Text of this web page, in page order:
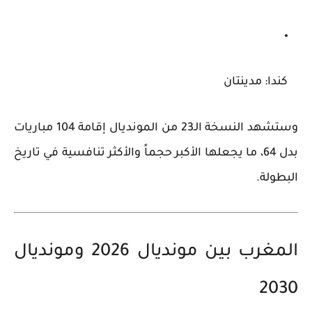
كندا: مدينتان
وستشهد النسخة الـ23 من المونديال إقامة
104 مباريات
بدل 64، ما يجعلها الأكبر حجماً والأكثر تنافسية في تاريخ
البطولة.
المغرب بين مونديال 2026 ومونديال
2030